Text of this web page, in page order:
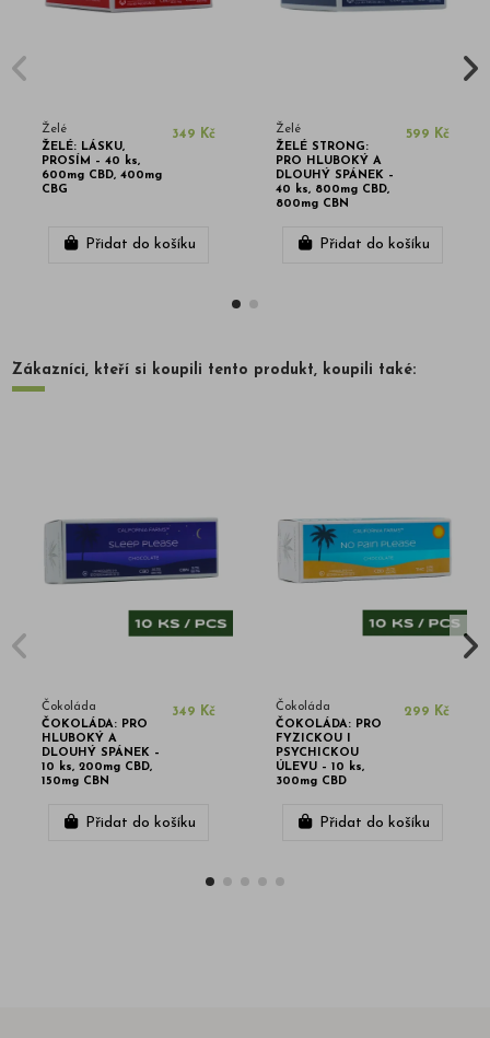
Želé
ŽELÉ: LÁSKU,
PROSÍM – 40 ks,
600mg CBD, 400mg
CBG
349 Kč
Přidat do košíku
Želé
ŽELÉ STRONG:
PRO HLUBOKÝ A
DLOUHÝ SPÁNEK –
40 ks, 800mg CBD,
800mg CBN
599 Kč
Přidat do košíku
Zákazníci, kteří si koupili tento produkt, koupili také:
Čokoláda
ČOKOLÁDA: PRO
HLUBOKÝ A
DLOUHÝ SPÁNEK –
10 ks, 200mg CBD,
150mg CBN
349 Kč
Přidat do košíku
Čokoláda
ČOKOLÁDA: PRO
FYZICKOU I
PSYCHICKOU
ÚLEVU – 10 ks,
300mg CBD
299 Kč
Přidat do košíku